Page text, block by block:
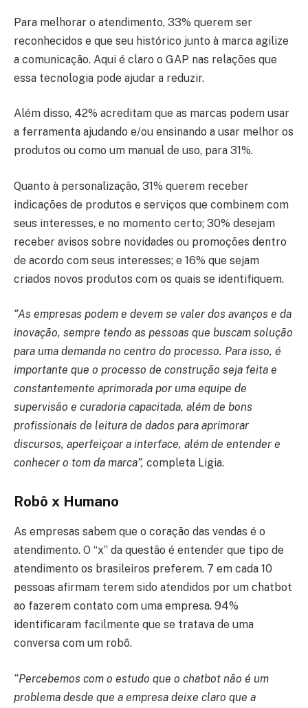
Para melhorar o atendimento, 33% querem ser
reconhecidos e que seu histórico junto à marca agilize
a comunicação. Aqui é claro o GAP nas relações que
essa tecnologia pode ajudar a reduzir.
Além disso, 42% acreditam que as marcas podem usar
a ferramenta ajudando e/ou ensinando a usar melhor os
produtos ou como um manual de uso, para 31%.
Quanto à personalização, 31% querem receber
indicações de produtos e serviços que combinem com
seus interesses, e no momento certo; 30% desejam
receber avisos sobre novidades ou promoções dentro
de acordo com seus interesses; e 16% que sejam
criados novos produtos com os quais se identifiquem.
“As empresas podem e devem se valer dos avanços e da
inovação, sempre tendo as pessoas que buscam solução
para uma demanda no centro do processo. Para isso, é
importante que o processo de construção seja feita e
constantemente aprimorada por uma equipe de
supervisão e curadoria capacitada, além de bons
profissionais de leitura de dados para aprimorar
discursos, aperfeiçoar a interface, além de entender e
conhecer o tom da marca”, completa Ligia.
Robô x Humano
As empresas sabem que o coração das vendas é o
atendimento. O “x” da questão é entender que tipo de
atendimento os brasileiros preferem. 7 em cada 10
pessoas afirmam terem sido atendidos por um chatbot
ao fazerem contato com uma empresa. 94%
identificaram facilmente que se tratava de uma
conversa com um robô.
“Percebemos com o estudo que o chatbot não é um
problema desde que a empresa deixe claro que a